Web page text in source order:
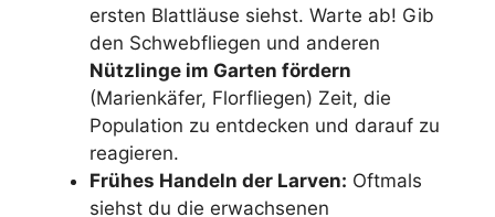
ersten Blattläuse siehst. Warte ab! Gib
den Schwebfliegen und anderen
Nützlinge im Garten fördern
(Marienkäfer, Florfliegen) Zeit, die
Population zu entdecken und darauf zu
reagieren.
Frühes Handeln der Larven: Oftmals
siehst du die erwachsenen